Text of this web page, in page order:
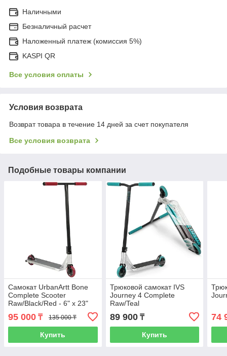
Наличными
Безналичный расчет
Наложенный платеж (комиссия 5%)
KASPI QR
Все условия оплаты
Условия возврата
Возврат товара в течение 14 дней за счет покупателя
Все условия возврата
Подобные товары компании
Самокат UrbanArtt Bone
Complete Scooter
Raw/Black/Red - 6" x 23"
95 000 ₸ 135 000 ₸
Купить
Трюковой самокат IVS
Journey 4 Complete
Raw/Teal
89 900₸
Купить
74